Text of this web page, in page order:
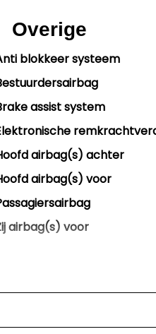
Overige
blokkeer systeem
assist system
airbag(s) achter
airbag(s) voor
airbag(s) voor